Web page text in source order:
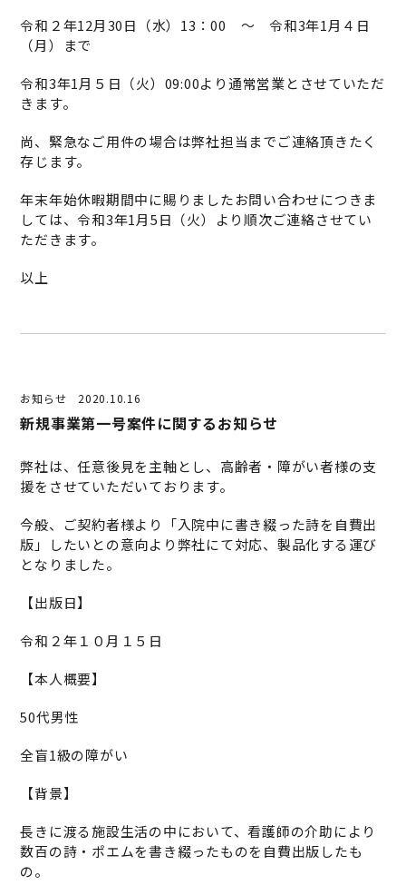
令和２年12月30日（水）13：00 ～ 令和3年1月４日
（月）まで
令和3年1月５日（火）09:00より通常営業とさせていただ
きます。
尚、緊急なご用件の場合は弊社担当までご連絡頂きたく
存じます。
年末年始休暇期間中に賜りましたお問い合わせにつきま
しては、令和3年1月5日（火）より順次ご連絡させてい
ただきます。
以上
お知らせ 2020.10.16
新規事業第一号案件に関するお知らせ
弊社は、任意後見を主軸とし、高齢者・障がい者様の支
援をさせていただいております。
今般、ご契約者様より「入院中に書き綴った詩を自費出
版」したいとの意向より弊社にて対応、製品化する運び
となりました。
【出版日】
令和２年１０月１５日
【本人概要】
50代男性
全盲1級の障がい
【背景】
長きに渡る施設生活の中において、看護師の介助により
数百の詩・ポエムを書き綴ったものを自費出版したも
の。